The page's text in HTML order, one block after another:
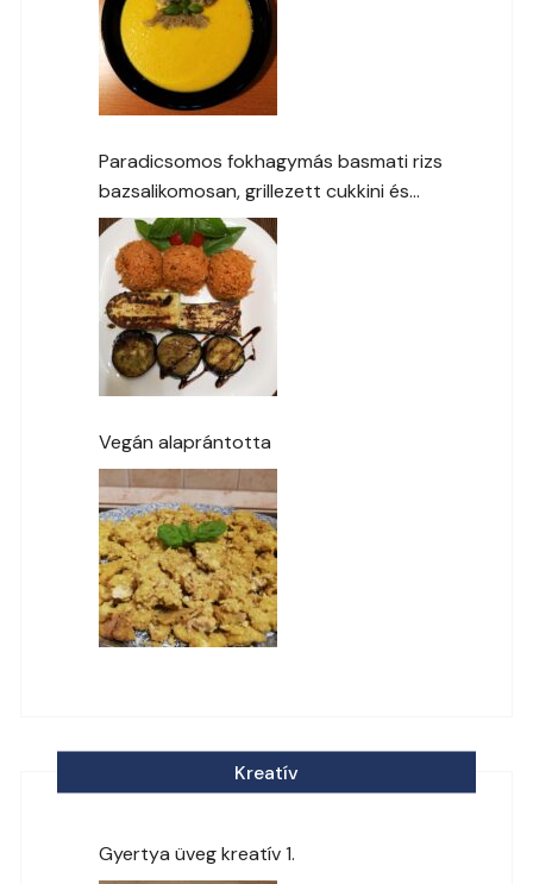
Paradicsomos fokhagymás basmati rizs
bazsalikomosan, grillezett cukkini és
padlizsán a kertből
Vegán alaprántotta
Kreatív
Gyertya üveg kreatív 1.